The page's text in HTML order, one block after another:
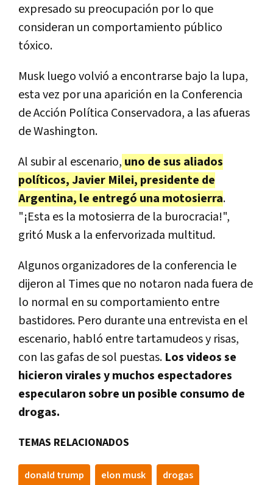
expresado su preocupación por lo que
consideran un comportamiento público
tóxico.
Musk luego volvió a encontrarse bajo la lupa,
esta vez por una aparición en la Conferencia
de Acción Política Conservadora, a las afueras
de Washington.
Al subir al escenario, uno de sus aliados
políticos, Javier Milei, presidente de
Argentina, le entregó una motosierra.
"¡Esta es la motosierra de la burocracia!",
gritó Musk a la enfervorizada multitud.
Algunos organizadores de la conferencia le
dijeron al Times que no notaron nada fuera de
lo normal en su comportamiento entre
bastidores. Pero durante una entrevista en el
escenario, habló entre tartamudeos y risas,
con las gafas de sol puestas. Los videos se
hicieron virales y muchos espectadores
especularon sobre un posible consumo de
drogas.
TEMAS RELACIONADOS
donald trump elon musk drogas